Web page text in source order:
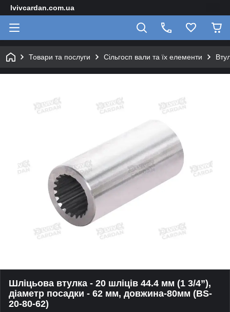
lvivcardan.com.ua
Товари та послуги Сільгосп вали та їх елементи
Шліцьова втулка - 20 шліців 44.4 мм (1 3/4”),
діаметр посадки - 62 мм, довжина-80мм (BS-
20-80-62)